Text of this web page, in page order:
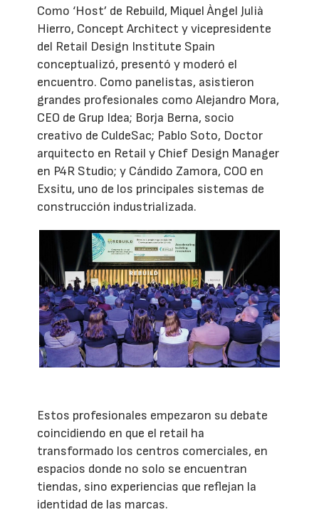
Como ‘Host’ de Rebuild, Miquel Àngel Julià
Hierro, Concept Architect y vicepresidente
del Retail Design Institute Spain
conceptualizó, presentó y moderó el
encuentro. Como panelistas, asistieron
grandes profesionales como Alejandro Mora,
CEO de Grup Idea; Borja Berna, socio
creativo de CuldeSac; Pablo Soto, Doctor
arquitecto en Retail y Chief Design Manager
en P4R Studio; y Cándido Zamora, COO en
Exsitu, uno de los principales sistemas de
construcción industrializada.
Estos profesionales empezaron su debate
coincidiendo en que el retail ha
transformado los centros comerciales, en
espacios donde no solo se encuentran
tiendas, sino experiencias que reflejan la
identidad de las marcas.